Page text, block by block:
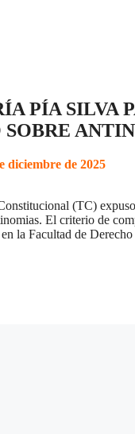
PÍA SILVA
diciembre de 2025
(TC)
El criterio de
la Facultad de